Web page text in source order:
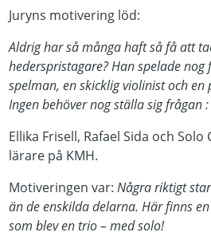
Juryns motivering löd:
Aldrig har så många haft så få att
hederspristagare? Han spelade
spelman, en skicklig violinist och
Ingen behöver nog ställa sig frågan
Ellika Frisell, Rafael Sida och
lärare på KMH.
Motiveringen var: Några riktigt
än de enskilda delarna. Här finns
som blev en trio – med solo!